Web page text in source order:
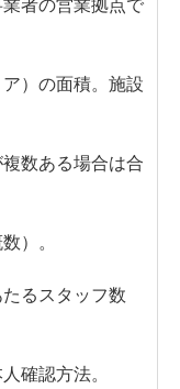
者の営業拠点で
）の面積。施設
数ある場合は合
）。
るスタッフ数
確認方法。